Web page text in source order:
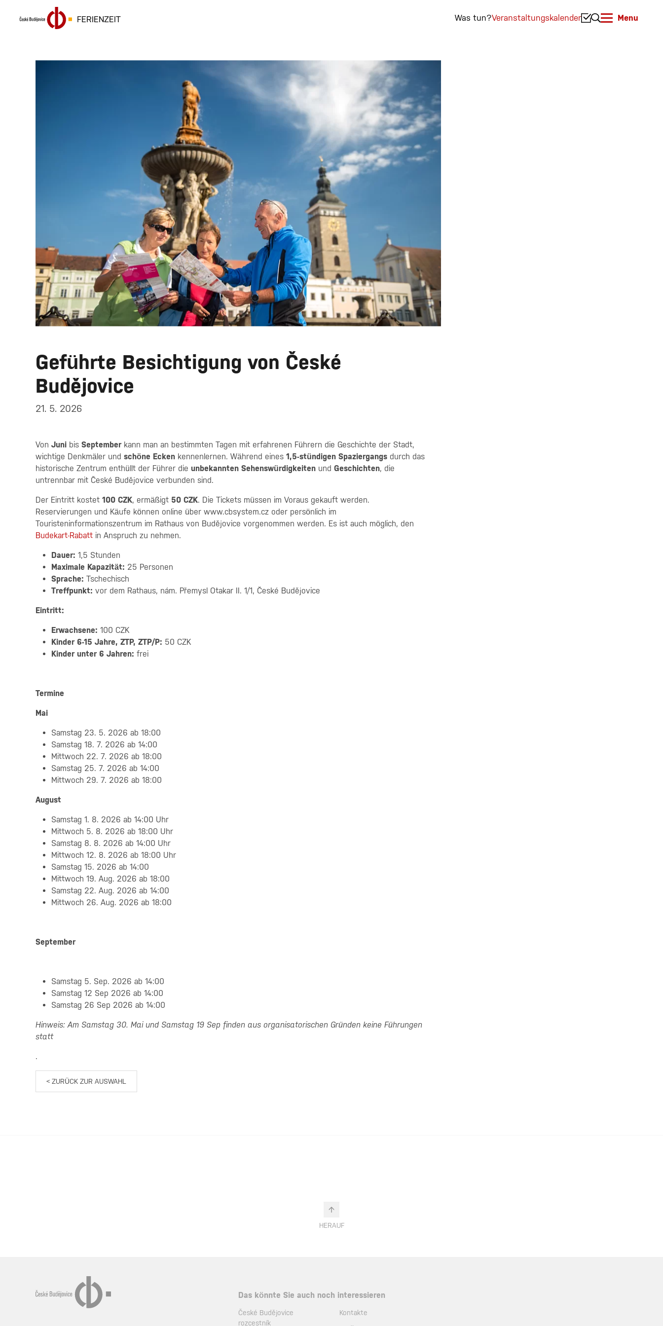
FERIENZEIT Was tun?Veranstaltungskalender Menu
Geführte Besichtigung von České
Budějovice
21. 5. 2026
Von Juni bis September kann man an bestimmten Tagen mit erfahrenen Führern die Geschichte der Stadt,
wichtige Denkmäler und schöne Ecken kennenlernen. Während eines 1,5-stündigen Spaziergangs durch das
historische Zentrum enthüllt der Führer die unbekannten Sehenswürdigkeiten und Geschichten, die
untrennbar mit České Budějovice verbunden sind.
Der Eintritt kostet 100 CZK, ermäßigt 50 CZK. Die Tickets müssen im Voraus gekauft werden.
Reservierungen und Käufe können online über www.cbsystem.cz oder persönlich im
Touristeninformationszentrum im Rathaus von Budějovice vorgenommen werden. Es ist auch möglich, den
Budekart-Rabatt in Anspruch zu nehmen.
Dauer: 1,5 Stunden
Maximale Kapazität: 25 Personen
Sprache: Tschechisch
Treffpunkt: vor dem Rathaus, nám. Přemysl Otakar II. 1/1, České Budějovice
Eintritt:
Erwachsene: 100 CZK
Kinder 6-15 Jahre, ZTP, ZTP/P: 50 CZK
Kinder unter 6 Jahren: frei
Termine
Mai
Samstag 23. 5. 2026 ab 18:00
Samstag 18. 7. 2026 ab 14:00
Mittwoch 22. 7. 2026 ab 18:00
Samstag 25. 7. 2026 ab 14:00
Mittwoch 29. 7. 2026 ab 18:00
August
Samstag 1. 8. 2026 ab 14:00 Uhr
Mittwoch 5. 8. 2026 ab 18:00 Uhr
Samstag 8. 8. 2026 ab 14:00 Uhr
Mittwoch 12. 8. 2026 ab 18:00 Uhr
Samstag 15. 2026 ab 14:00
Mittwoch 19. Aug. 2026 ab 18:00
Samstag 22. Aug. 2026 ab 14:00
Mittwoch 26. Aug. 2026 ab 18:00
September
Samstag 5. Sep. 2026 ab 14:00
Samstag 12 Sep 2026 ab 14:00
Samstag 26 Sep 2026 ab 14:00
Hinweis: Am Samstag 30. Mai und Samstag 19 Sep finden aus organisatorischen Gründen keine Führungen
statt
.
< ZURÜCK ZUR AUSWAHL
HERAUF
Das könnte Sie auch noch interessieren
České Budějovice
rozcestník
Kontakte